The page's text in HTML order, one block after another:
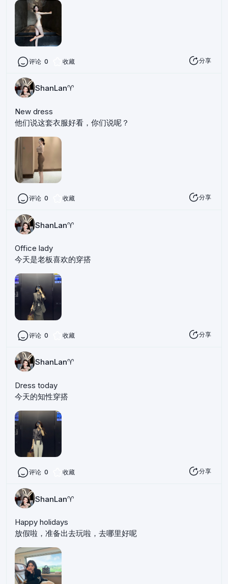
评论 0 收藏 分享
ShanLan♈️
New dress
他们说这套衣服好看，你们说呢？
评论 0 收藏 分享
ShanLan♈️
Office lady
今天是老板喜欢的穿搭
评论 0 收藏 分享
ShanLan♈️
Dress today
今天的知性穿搭
评论 0 收藏 分享
ShanLan♈️
Happy holidays
放假啦，准备出去玩啦，去哪里好呢